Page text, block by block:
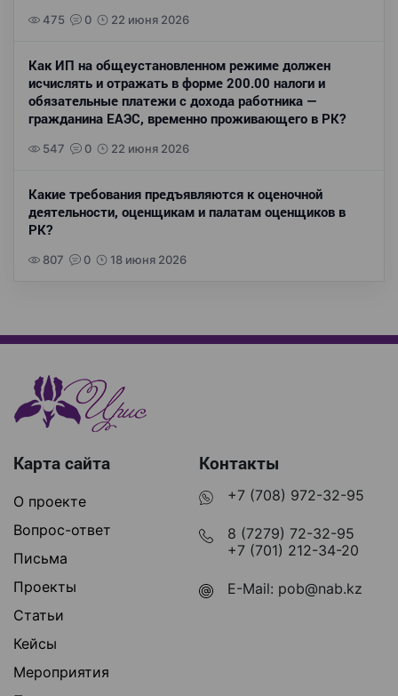
475 0 22 июня 2026
Как ИП на общеустановленном режиме должен
исчислять и отражать в форме 200.00 налоги и
обязательные платежи с дохода работника —
гражданина ЕАЭС, временно проживающего в РК?
547 0 22 июня 2026
Какие требования предъявляются к оценочной
деятельности, оценщикам и палатам оценщиков в
РК?
807 0 18 июня 2026
Карта сайта
О проекте
Вопрос-ответ
Письма
Проекты
Статьи
Кейсы
Мероприятия
Контакты
+7 (708) 972-32-95
8 (7279) 72-32-95
+7 (701) 212-34-20
E-Mail: pob@nab.kz